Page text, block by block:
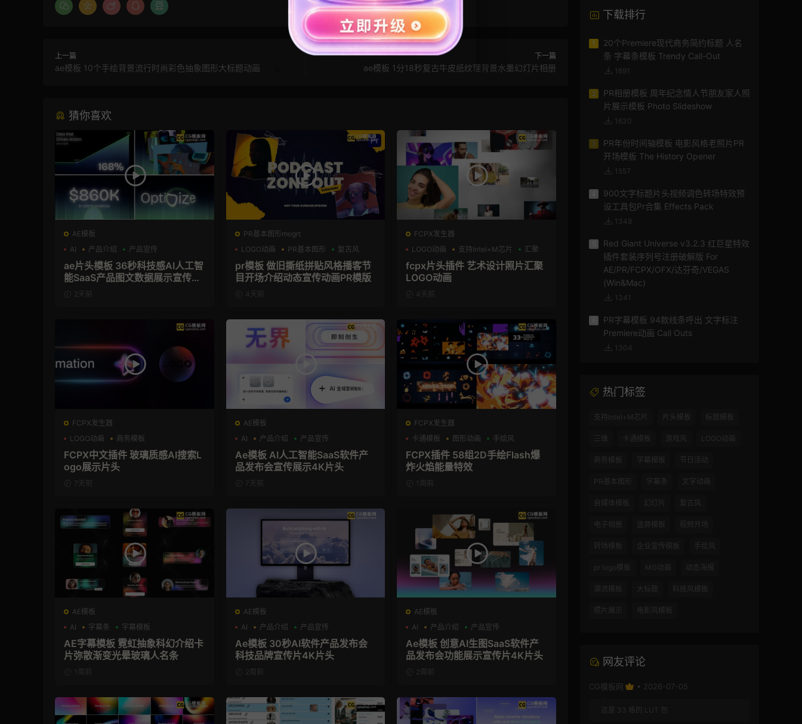
上一篇
ae模板 10个手绘背景流行时尚彩色抽象图形大标题动画
下一篇
ae模板 1分18秒复古牛皮纸纹理背景水墨幻灯片相册
猜你喜欢
AE模板
AI
产品介绍 产品宣传
ae片头模板 36秒科技感AI人工智
能SaaS产品图文数据展示宣传视
频AE模板
2天前
PR基本图形mogrt
LOGO动画
PR基本图形 复古风
pr模板 做旧撕纸拼贴风格播客节
目开场介绍动态宣传动画PR模版
4天前
FCPX发生器
LOGO动画
支持Intel+M芯片 汇聚
fcpx片头插件 艺术设计照片汇聚
LOGO动画
4天前
FCPX发生器
LOGO动画
商务模板
支持Intel+M芯片
FCPX中文插件 玻璃质感AI搜索L
ogo展示片头
7天前
AE模板
AI
产品介绍 产品宣传
Ae模板 AI人工智能SaaS软件产
品发布会宣传展示4K片头
7天前
FCPX发生器
卡通模板
图形动画 手绘风
FCPX插件 58组2D手绘Flash爆
炸火焰能量特效
1周前
AE模板
AI
字幕条 字幕模板
AE字幕模板 霓虹抽象科幻介绍卡
片弥散渐变光晕玻璃人名条
1周前
AE模板
AI
产品介绍 产品宣传
Ae模板 30秒AI软件产品发布会
科技品牌宣传片4K片头
2周前
AE模板
AI
产品介绍 产品宣传
Ae模板 创意AI生图SaaS软件产
品发布会功能展示宣传片4K片头
2周前
下载排行
1
20个Premiere现代商务简约标题 人名
条 字幕条模板 Trendy Call-Out
1691
2
PR相册模板 周年纪念情人节朋友家人照
片展示模板 Photo Slideshow
1630
3
PR年份时间轴模板 电影风格老照片PR
开场模板 The History Opener
1557
900文字标题片头视频调色转场特效预
设工具包Pr合集 Effects Pack
1348
Red Giant Universe v3.2.3 红巨星特效
插件套装序列号注册破解版 For
AE/PR/FCPX/OFX/达芬奇/VEGAS
(Win&Mac)
1341
PR字幕模板 94款线条呼出 文字标注
Premiere动画 Call Outs
1304
热门标签
支持Intel+M芯片 片头模板 标题模板
三维 卡通模板 游戏风 LOGO动画
商务模板 字幕模板 节日活动
PR基本图形 字幕条 文字动画
自媒体模板 幻灯片 复古风
电子相册 竖屏模板 视频开场
转场模板 企业宣传模板 手绘风
pr logo模板 MG动画 动态海报
潮流模板 大标题 科技风模板
照片展示 电影风模板
网友评论
CG模板网 • 2026-07-05
这是 33 格的 LUT 包